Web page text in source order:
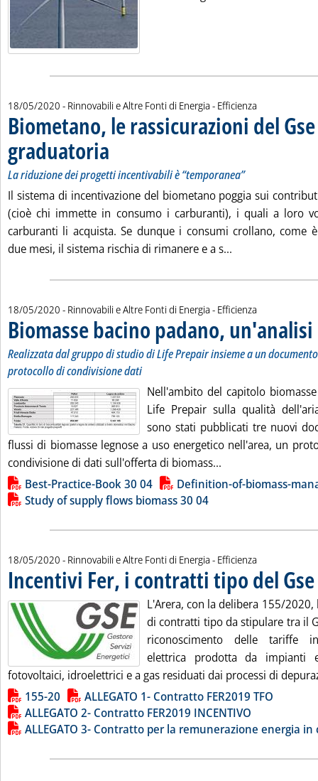
18/05/2020 - Rinnovabili e Altre Fonti di Energia - Efficienza
Biometano, le rassicurazioni del
graduatoria
La riduzione dei progetti incentivabili è “temporanea”
Il sistema di incentivazione del biometano poggia sui
(cioè chi immette in consumo i carburanti), i quali a loro
carburanti li acquista. Se dunque i consumi crollano, come
due mesi, il sistema rischia di rimanere e a s...
18/05/2020 - Rinnovabili e Altre Fonti di Energia - Efficienza
Biomasse bacino padano,
Realizzata dal gruppo di studio di Life Prepair insieme a un
protocollo di condivisione dati
Nell'ambito del capitolo
Life Prepair sulla qualità
sono stati pubblicati tre nuovi
flussi di biomasse legnose a uso energetico nell'area, un
condivisione di dati sull'offerta di biomass...
Lista allegati PDF alla notizia
Best-Practice-Book 30 04
Definition-of-biomass-
Study of supply flows biomass 30 04
18/05/2020 - Rinnovabili e Altre Fonti di Energia - Efficienza
Incentivi Fer, i contratti tipo del Gse
L'Arera, con la delibera 155/
di contratti tipo da stipulare tra il
riconoscimento delle tariffe
elettrica prodotta da impianti
fotovoltaici, idroelettrici e a gas residuati dai processi di
Lista allegati PDF alla notizia
155-20
ALLEGATO 1- Contratto FER2019 TFO
ALLEGATO 2- Contratto FER2019 INCENTIVO
ALLEGATO 3- Contratto per la remunerazione energia in